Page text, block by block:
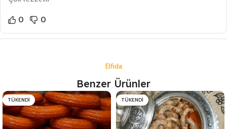
0 0
Elfida
Benzer Ürünler
TÜKENDI TÜKENDI